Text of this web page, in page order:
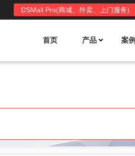
DSMall Pro(商城、外卖、上门服务)
首页 产品
DSShop功能列表
案例